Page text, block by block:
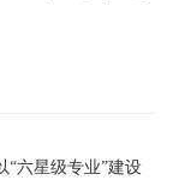
“六星级专业”建设